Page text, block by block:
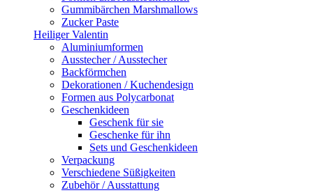
Gummibärchen Marshmallows
Zucker Paste
Heiliger Valentin
Aluminiumformen
Ausstecher / Ausstecher
Backförmchen
Dekorationen / Kuchendesign
Formen aus Polycarbonat
Geschenkideen
Geschenk für sie
Geschenke für ihn
Sets und Geschenkideen
Verpackung
Verschiedene Süßigkeiten
Zubehör / Ausstattung